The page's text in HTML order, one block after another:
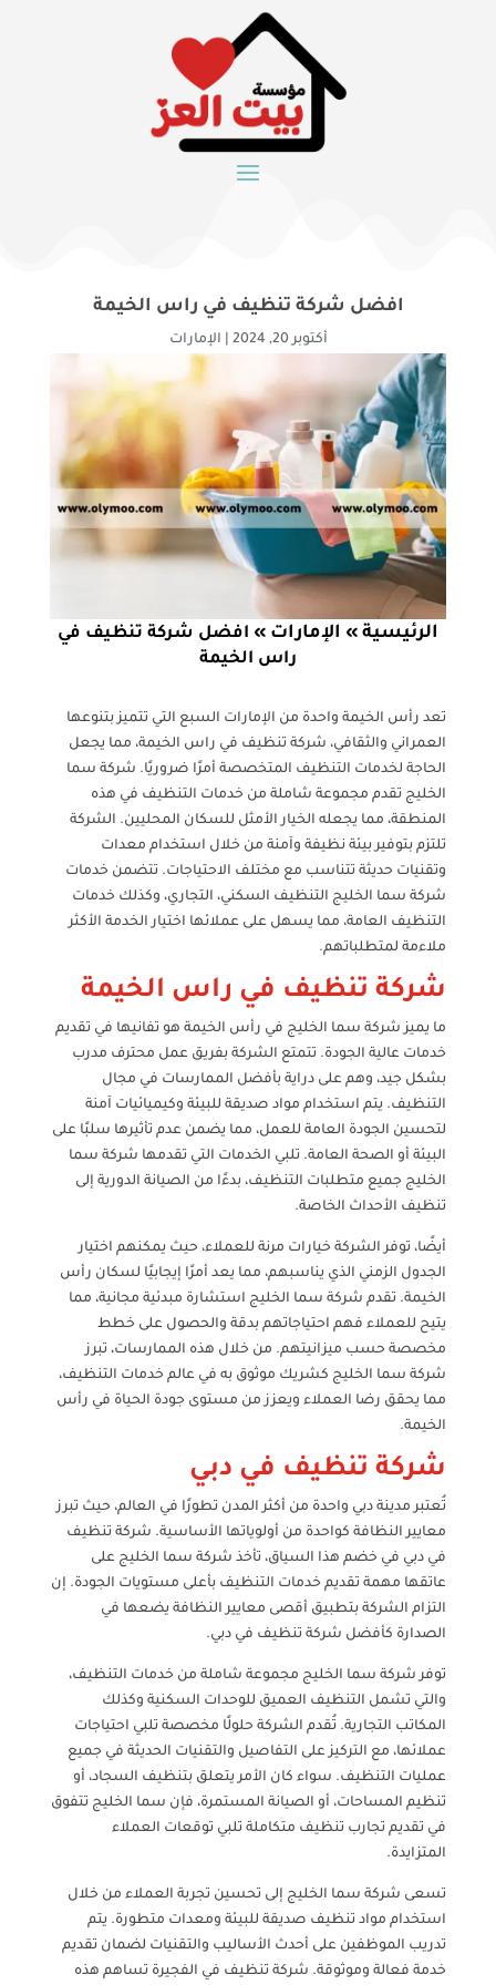
افضل شركة تنظيف في راس الخيمة
أكتوبر 20, 2024 الإمارات
الرئيسية » الإمارات » افضل شركة تنظيف في
راس الخيمة
تعد رأس الخيمة واحدة من الإمارات السبع التي تتميز بتنوعها
العمراني والثقافي، شركة تنظيف في راس الخيمة، مما يجعل
الحاجة لخدمات التنظيف المتخصصة أمرًا ضروريًا. شركة سما
الخليج تقدم مجموعة شاملة من خدمات التنظيف في هذه
المنطقة، مما يجعله الخيار الأمثل للسكان المحليين. الشركة
تلتزم بتوفير بيئة نظيفة وآمنة من خلال استخدام معدات
وتقنيات حديثة تتناسب مع مختلف الاحتياجات. تتضمن خدمات
شركة سما الخليج التنظيف السكني، التجاري، وكذلك خدمات
التنظيف العامة، مما يسهل على عملائها اختيار الخدمة الأكثر
ملاءمة لمتطلباتهم.
شركة تنظيف في راس الخيمة
ما يميز شركة سما الخليج في رأس الخيمة هو تفانيها في تقديم
خدمات عالية الجودة. تتمتع الشركة بفريق عمل محترف مدرب
بشكل جيد، وهم على دراية بأفضل الممارسات في مجال
التنظيف. يتم استخدام مواد صديقة للبيئة وكيميائيات آمنة
لتحسين الجودة العامة للعمل، مما يضمن عدم تأثيرها سلبًا على
البيئة أو الصحة العامة. تلبي الخدمات التي تقدمها شركة سما
الخليج جميع متطلبات التنظيف، بدءًا من الصيانة الدورية إلى
تنظيف الأحداث الخاصة.
أيضًا، توفر الشركة خيارات مرنة للعملاء، حيث يمكنهم اختيار
الجدول الزمني الذي يناسبهم، مما يعد أمرًا إيجابيًا لسكان رأس
الخيمة. تقدم شركة سما الخليج استشارة مبدئية مجانية، مما
يتيح للعملاء فهم احتياجاتهم بدقة والحصول على خطط
مخصصة حسب ميزانيتهم. من خلال هذه الممارسات، تبرز
شركة سما الخليج كشريك موثوق به في عالم خدمات التنظيف،
مما يحقق رضا العملاء ويعزز من مستوى جودة الحياة في رأس
الخيمة.
شركة تنظيف في دبي
تُعتبر مدينة دبي واحدة من أكثر المدن تطورًا في العالم، حيث تبرز
معايير النظافة كواحدة من أولوياتها الأساسية. شركة تنظيف
في دبي في خضم هذا السياق، تأخذ شركة سما الخليج على
عاتقها مهمة تقديم خدمات التنظيف بأعلى مستويات الجودة. إن
التزام الشركة بتطبيق أقصى معايير النظافة يضعها في
الصدارة كأفضل شركة تنظيف في دبي.
توفر شركة سما الخليج مجموعة شاملة من خدمات التنظيف،
والتي تشمل التنظيف العميق للوحدات السكنية وكذلك
المكاتب التجارية. تُقدم الشركة حلولًا مخصصة تلبي احتياجات
عملائها، مع التركيز على التفاصيل والتقنيات الحديثة في جميع
عمليات التنظيف. سواء كان الأمر يتعلق بتنظيف السجاد، أو
تنظيم المساحات، أو الصيانة المستمرة، فإن سما الخليج تتفوق
في تقديم تجارب تنظيف متكاملة تلبي توقعات العملاء
المتزايدة.
تسعى شركة سما الخليج إلى تحسين تجربة العملاء من خلال
استخدام مواد تنظيف صديقة للبيئة ومعدات متطورة. يتم
تدريب الموظفين على أحدث الأساليب والتقنيات لضمان تقديم
خدمة فعالة وموثوقة. شركة تنظيف في الفجيرة تساهم هذه